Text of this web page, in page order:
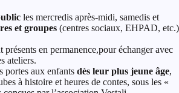
les mercredis après-midi, samedis et
et groupes (centres sociaux, EHPAD, etc.)
présents en permanence,pour échanger avec
ateliers.
portes aux enfants dès leur plus jeune âge,
à histoire et heures de contes, sous les «